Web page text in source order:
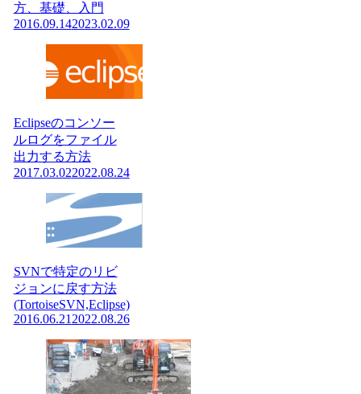
方、基礎、入門
2016.09.142023.02.09
Eclipseのコンソー
ルログをファイル
出力する方法
2017.03.022022.08.24
SVNで特定のリビ
ジョンに戻す方法
(TortoiseSVN,Eclipse)
2016.06.212022.08.26